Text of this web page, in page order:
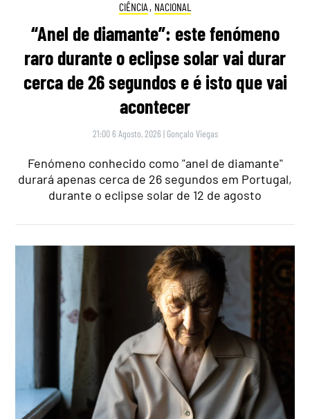
CIÊNCIA , NACIONAL
“Anel de diamante”: este fenómeno
raro durante o eclipse solar vai durar
cerca de 26 segundos e é isto que vai
acontecer
21:00 6 Agosto, 2026 | Gonçalo Viegas
Fenómeno conhecido como "anel de diamante"
durará apenas cerca de 26 segundos em Portugal,
durante o eclipse solar de 12 de agosto